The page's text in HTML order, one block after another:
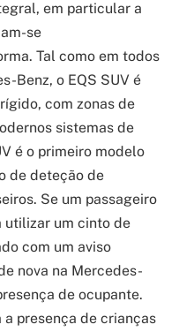
em particular a
se
Tal como em todos
Benz, o EQS SUV é
com zonas de
sistemas de
é o primeiro modelo
de deteção de
Se um passageiro
utilizar um cinto de
com um aviso
nova na Mercedes-
de ocupante.
presença de crianças